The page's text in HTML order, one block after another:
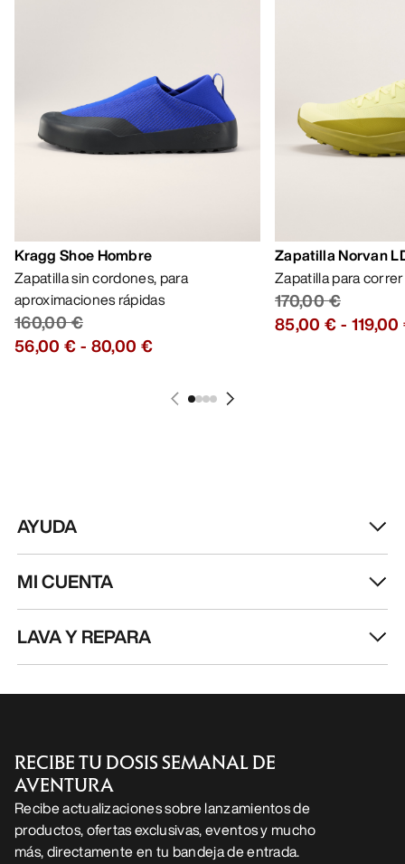
Kragg Shoe Hombre
Zapatilla sin cordones, para
aproximaciones rápidas
160,00 €
56,00 €- 80,00 €
Zapatilla Norvan
Zapatilla para
170,00 €
85,00 €-
AYUDA
MI CUENTA
LAVA Y REPARA
RECIBE TU DOSIS SEMANAL DE
AVENTURA
Recibe actualizaciones sobre lanzamientos de
productos, ofertas exclusivas, eventos y mucho
más, directamente en tu bandeja de entrada.